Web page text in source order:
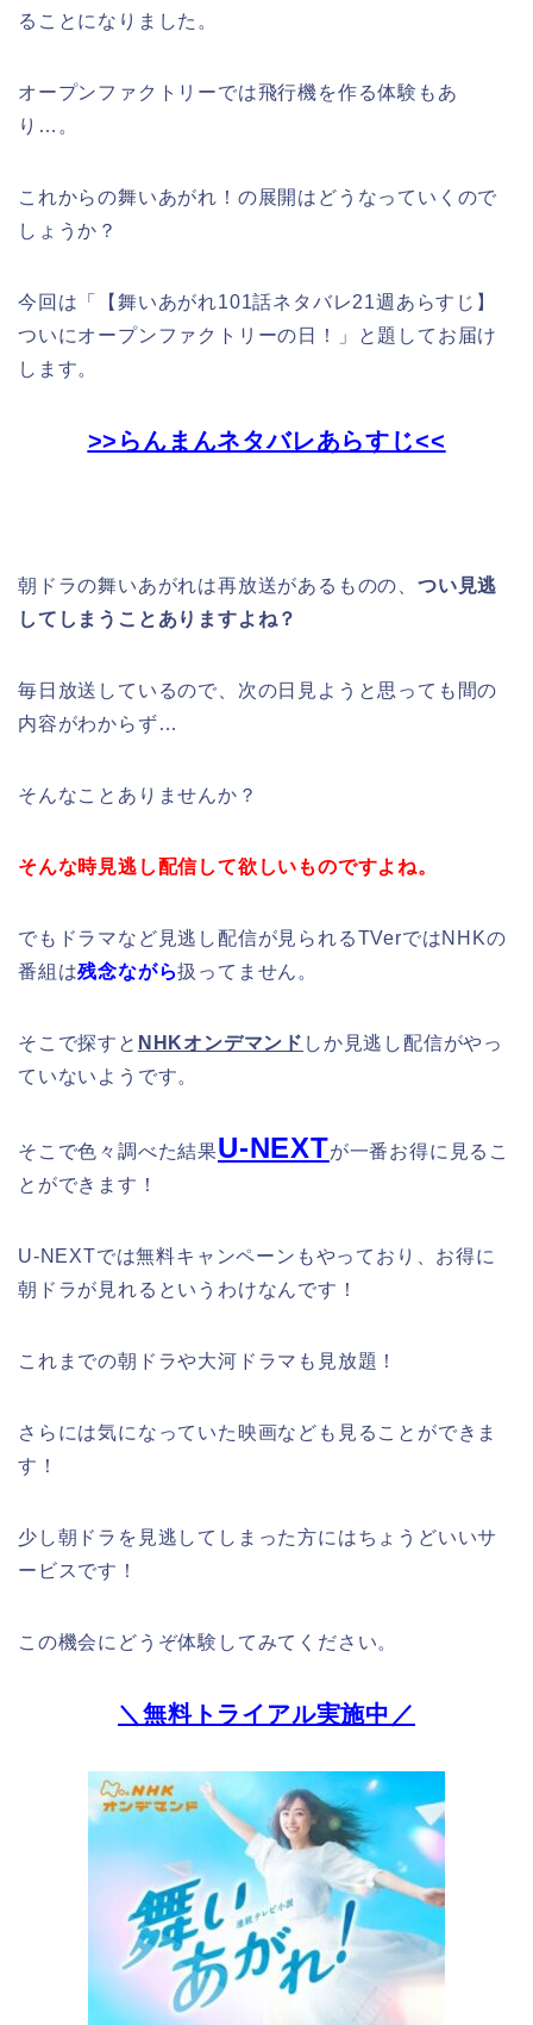
ることになりました 。
オープンファクトリーでは飛行機を作る体験もあ
り…。
これからの舞いあがれ！の展開はどうなっていくので
しょうか？
今回は「
【舞いあがれ101話ネタバレ21週あらすじ】
ついにオープンファクトリーの日！」
と題してお届け
します。
>>らんまんネタバレあらすじ<<
朝ドラの舞いあがれは再放送があるものの、 つい見逃
してしまうことありますよね？
毎日放送しているので、次の日見ようと思っても間の
内容がわからず…
そんなことありませんか？
そんな時見逃し配信して欲しいものですよね。
でもドラマなど見逃し配信が見られるTVerではNHKの
番組は残念ながら扱ってません。
そこで探すと NHKオンデマンド しか見逃し配信がやっ
ていないようです。
そこで色々調べた結果U-NEXTが一番お得に見るこ
とができます！
U-NEXTでは無料キャンペーンもやっており、お得に
朝ドラが見れるというわけなんです！
これまでの朝ドラや大河ドラマも見放題！
さらには気になっていた映画なども見ることができま
す！
少し朝ドラを見逃してしまった方にはちょうどいいサ
ービスです！
この機会にどうぞ体験してみてください。
＼無料トライアル実施中／